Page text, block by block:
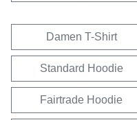
Damen T-Shirt
Standard Hoodie
Fairtrade Hoodie